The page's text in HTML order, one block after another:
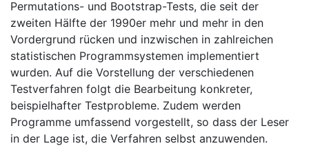
Permutations- und Bootstrap-Tests, die seit der
zweiten Hälfte der 1990er mehr und mehr in den
Vordergrund rücken und inzwischen in zahlreichen
statistischen Programmsystemen implementiert
wurden. Auf die Vorstellung der verschiedenen
Testverfahren folgt die Bearbeitung konkreter,
beispielhafter Testprobleme. Zudem werden
Programme umfassend vorgestellt, so dass der Leser
in der Lage ist, die Verfahren selbst anzuwenden.